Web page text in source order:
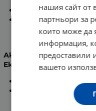
Без аромат.
82% от
след 14 дена
намалени.
Активни съставки:
Екстракт от Махагон
С богато
Стяга
активира синтеза
нашия сайт от
партньори за
които може да
информация,
предоставили
вашето